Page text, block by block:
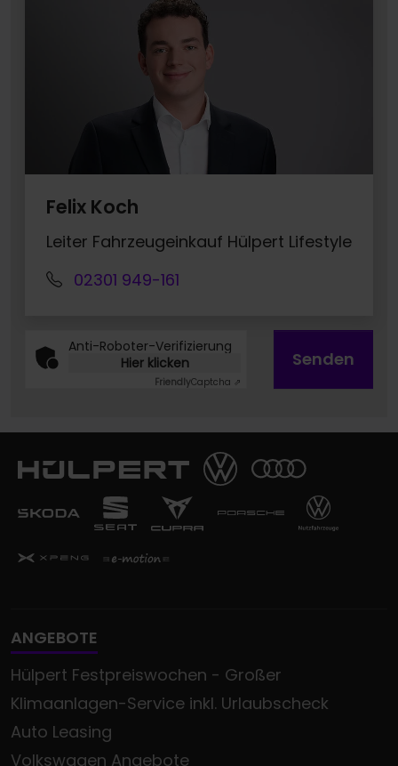
Felix Koch
Leiter Fahrzeugeinkauf Hülpert Lifestyle
02301 949-161
Anti-Roboter-Verifizierung
Hier klicken
FriendlyCaptcha ⇗
Senden
ANGEBOTE
Hülpert Festpreiswochen - Großer
Klimaanlagen-Service inkl. Urlaubscheck
Auto Leasing
Volkswagen Angebote